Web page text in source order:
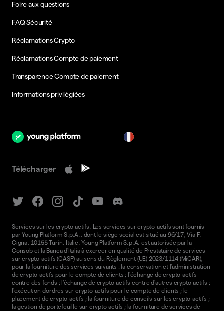
Foire aux questions
FAQ Sécurité
Réclamations Crypto
Réclamations Compte de paiement
Transparence Compte de paiement
Informations privilégiées
Télécharger
Services sur les crypto-actifs. Les services sur crypto-actifs sont fournis
par Young Platform S.p.A., dont le siège social est situé au 96/17, Via F.
Cigna, 10155 Turin, Italie. Young Platform S.p.A. est autorisée par la
Consob et la Banca d'Italia à exercer en qualité de Prestataire de services
sur crypto-actifs (CASP) au sens du Règlement (UE) 2023/1114 (MiCAR),
pour la fourniture des services suivants : la conservation et l'administration
de crypto-actifs pour le compte de clients ; l'échange de crypto-actifs
contre des fonds ; l'échange de crypto-actifs contre d'autres crypto-actifs ;
l'exécution d'ordres sur crypto-actifs pour le compte de clients ; le
placement de crypto-actifs ; la fourniture de conseils sur les crypto-actifs ;
la gestion de portefeuille sur crypto-actifs ; la fourniture de services de